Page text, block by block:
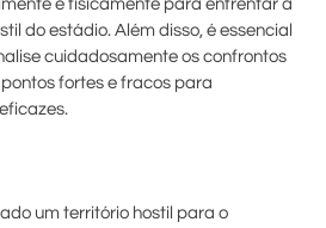
e fisicamente para enfrentar a
do estádio. Além disso, é essencial
cuidadosamente os confrontos
fortes e fracos para
um território hostil para o